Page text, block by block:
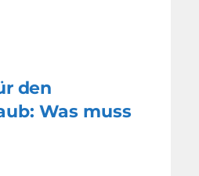
den
Was muss